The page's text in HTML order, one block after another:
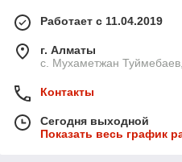
Работает с 11.04.2019
г. Алматы
с. Мухаметжан
Контакты
Сегодня выходной
Показать весь график